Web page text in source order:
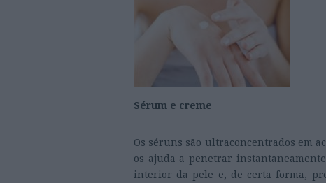
Sérum e creme
Os séruns são ultraconcentrados em
os ajuda a penetrar
interior da pele e, de certa forma,